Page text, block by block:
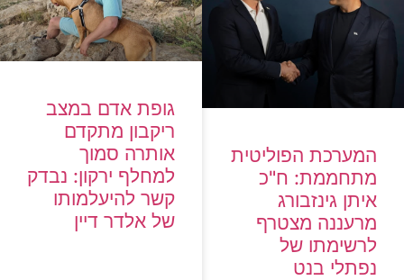
המערכת הפוליטית
מתחממת: ח"כ
איתן גינזבורג
מרעננה מצטרף
לרשימתו של
נפתלי בנט
גופת אדם במצב
ריקבון מתקדם
אותרה סמוך
למחלף ירקון: נבדק
קשר להיעלמותו
של אלדר דיין